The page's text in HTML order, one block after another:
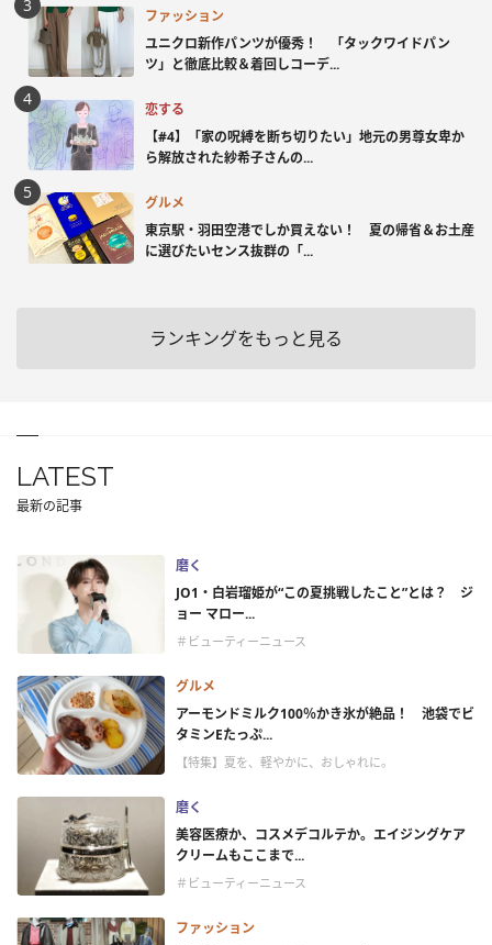
ファッション
ユニクロ新作パンツが優秀！ 「タックワイドパン
ツ」と徹底比較＆着回しコーデ...
恋する
【#4】「家の呪縛を断ち切りたい」地元の男尊女卑か
ら解放された紗希子さんの...
グルメ
東京駅・羽田空港でしか買えない！ 夏の帰省＆お土産
に選びたいセンス抜群の「...
ランキングをもっと見る
LATEST
最新の記事
磨く
JO1・白岩瑠姫が“この夏挑戦したこと”とは？ ジ
ョー マロー...
＃ビューティーニュース
グルメ
アーモンドミルク100％かき氷が絶品！ 池袋でビ
タミンEたっぷ...
【特集】夏を、軽やかに、おしゃれに。
磨く
美容医療か、コスメデコルテか。エイジングケア
クリームもここまで...
＃ビューティーニュース
ファッション